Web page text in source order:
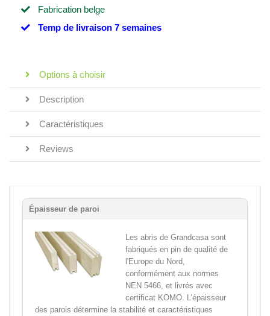
Fabrication belge
Temp de livraison 7 semaines
Options à choisir
Description
Caractéristiques
Reviews
Épaisseur de paroi
Les abris de Grandcasa sont
fabriqués en pin de qualité de
l'Europe du Nord,
conformément aux normes
NEN 5466, et livrés avec
certificat KOMO. L’épaisseur
des parois détermine la stabilité et caractéristiques